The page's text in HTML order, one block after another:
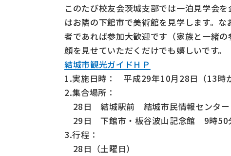
このたび校友会茨城支部では一泊見学会
はお隣の下館市で美術館を見学します。
者であれば参加大歓迎です（家族と一緒
顔を見せていただくだけでも嬉しいです。
結城市観光ガイドＨＰ
1.実施日時： 平成29年10月28日（13
2.集合場所：
28日 結城駅前 結城市民情報センター
29日 下館市・板谷波山記念館 9時50
3.行程：
28日（土曜日）